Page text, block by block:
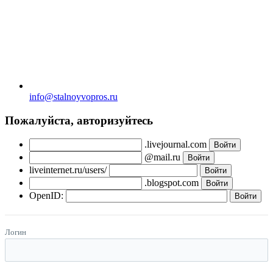
info@stalnoyvopros.ru
Пожалуйста, авторизуйтесь
.livejournal.com
@mail.ru
liveinternet.ru/users/
.blogspot.com
OpenID:
Логин